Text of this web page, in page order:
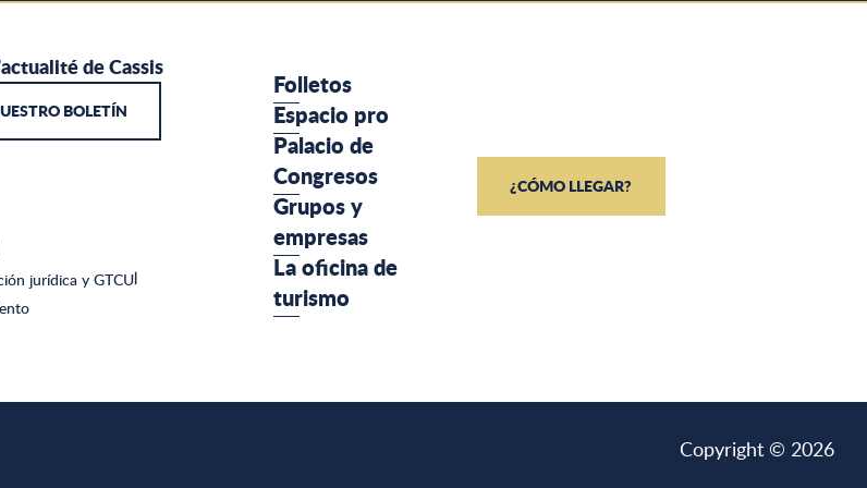
de Cassis
BOLETÍN
jurídica y GTCU|
Folletos
Espacio pro
Palacio de
Congresos
Grupos y
empresas
La oficina de
turismo
¿CÓMO LLEGAR?
Copyright © 2026